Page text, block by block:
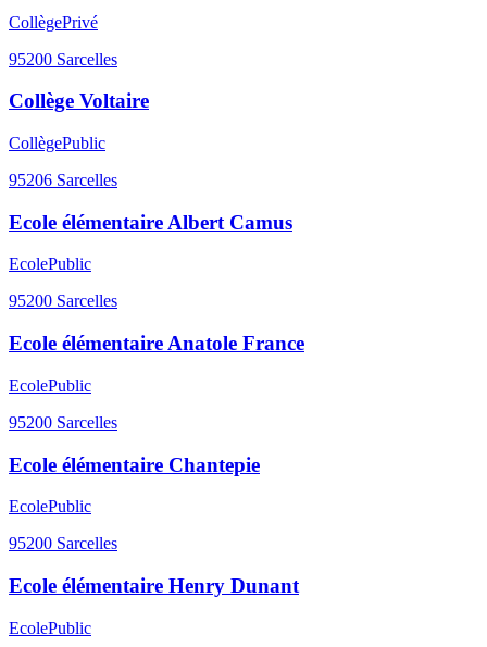
CollègePrivé
95200 Sarcelles
Collège Voltaire
CollègePublic
95206 Sarcelles
Ecole élémentaire Albert Camus
EcolePublic
95200 Sarcelles
Ecole élémentaire Anatole France
EcolePublic
95200 Sarcelles
Ecole élémentaire Chantepie
EcolePublic
95200 Sarcelles
Ecole élémentaire Henry Dunant
EcolePublic